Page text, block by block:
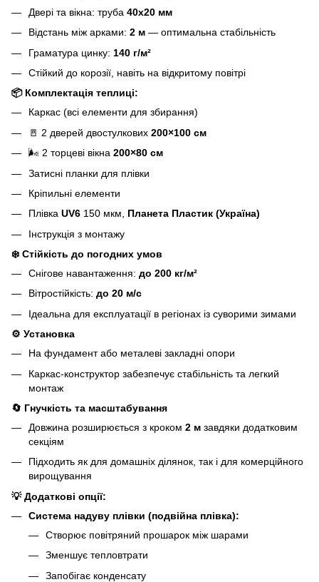
Двері та вікна: труба 40х20 мм
Відстань між арками: 2 м — оптимальна стабільність
Граматура цинку: 140 г/м²
Стійкий до корозії, навіть на відкритому повітрі
📦 Комплектація теплиці:
Каркас (всі елементи для збирання)
🚪 2 дверей двостулкових 200×100 см
🌬️ 2 торцеві вікна 200×80 см
Затисні планки для плівки
Кріпильні елементи
Плівка UV6 150 мкм, Планета Пластик (Україна)
Інструкція з монтажу
❄️ Стійкість до погодних умов
Снігове навантаження: до 200 кг/м²
Вітростійкість: до 20 м/с
Ідеальна для експлуатації в регіонах із суворими зимами
⚙️ Установка
На фундамент або металеві закладні опори
Каркас-конструктор забезпечує стабільність та легкий
монтаж
🔄 Гнучкість та масштабування
Довжина розширюється з кроком 2 м завдяки додатковим
секціям
Підходить як для домашніх ділянок, так і для комерційного
вирощування
💡Додаткові опції:
Система надуву плівки (подвійна плівка):
Створює повітряний прошарок між шарами
Зменшує тепловтрати
Запобігає конденсату